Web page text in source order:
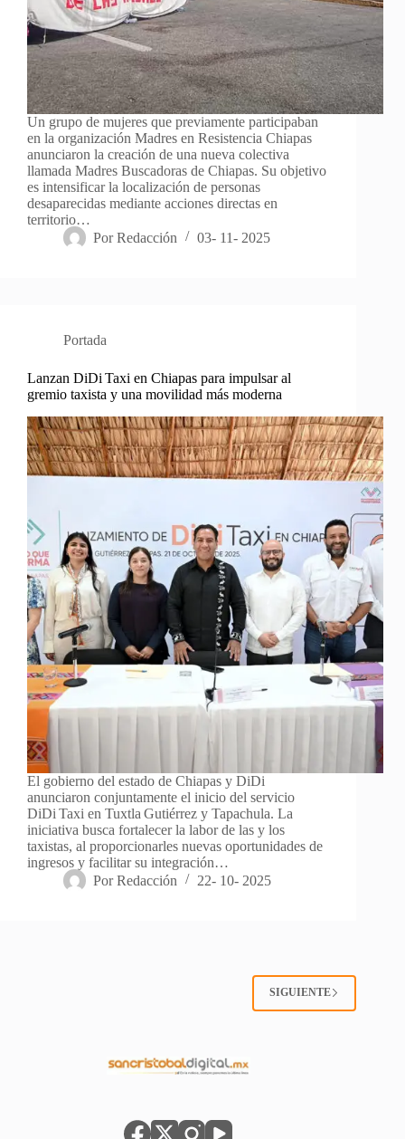
Un grupo de mujeres que previamente participaban
en la organización Madres en Resistencia Chiapas
anunciaron la creación de una nueva colectiva
llamada Madres Buscadoras de Chiapas. Su objetivo
es intensificar la localización de personas
desaparecidas mediante acciones directas en
territorio…
Por Redacción 03- 11- 2025
Portada
Lanzan DiDi Taxi en Chiapas para impulsar al
gremio taxista y una movilidad más moderna
El gobierno del estado de Chiapas y DiDi
anunciaron conjuntamente el inicio del servicio
DiDi Taxi en Tuxtla Gutiérrez y Tapachula. La
iniciativa busca fortalecer la labor de las y los
taxistas, al proporcionarles nuevas oportunidades de
ingresos y facilitar su integración…
Por Redacción 22- 10- 2025
SIGUIENTE